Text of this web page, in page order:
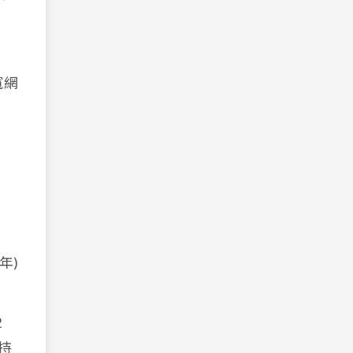
網
)